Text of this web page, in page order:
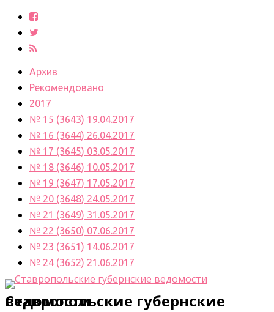
Архив
Рекомендовано
2017
№ 15 (3643) 19.04.2017
№ 16 (3644) 26.04.2017
№ 17 (3645) 03.05.2017
№ 18 (3646) 10.05.2017
№ 19 (3647) 17.05.2017
№ 20 (3648) 24.05.2017
№ 21 (3649) 31.05.2017
№ 22 (3650) 07.06.2017
№ 23 (3651) 14.06.2017
№ 24 (3652) 21.06.2017
Ставропольские губернские ведомости